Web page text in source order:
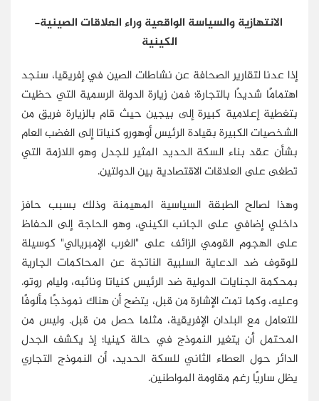
الانتهازية والسياسة الواقعية وراء العلاقات الصينية-
الكينية
إذا عدنا لتقارير الصحافة عن نشاطات الصين في إفريقيا، سنجد
اهتمامًا شديدًا بالتجارة؛ فمن زيارة الدولة الرسمية التي حظيت
بتغطية إعلامية كبيرة إلى بيجين حيث قام بالزيارة فريق من
الشخصيات الكبيرة بقيادة الرئيس أوهورو كنياتا إلى الغضب العام
بشأن عقد بناء السكة الحديد المثير للجدل وهو اللازمة التي
تطغى على العلاقات الاقتصادية بين الدولتين.
وهذا لصالح الطبقة السياسية المهيمنة وذلك بسبب حافز
داخلي إضافي على الجانب الكيني، وهو الحاجة إلى الحفاظ
على الهجوم القومي الزائف على "الغرب الإمبريالي" كوسيلة
للوقوف ضد الدعاية السلبية الناتجة عن المحاكمات الجارية
بمحكمة الجنايات الدولية ضد الرئيس كنياتا ونائبه، وليام روتو.
وعليه، وكما تمت الإشارة من قبل، يتضح أن هناك نموذجًا مألوفًا
للتعامل مع البلدان الإفريقية، مثلما حصل من قبل. وليس من
المحتمل أن يتغير النموذج في حالة كينيا؛ إذ يكشف الجدل
الدائر حول العطاء الثاني للسكة الحديد، أن النموذج التجاري
يظل ساريًا رغم مقاومة المواطنين.